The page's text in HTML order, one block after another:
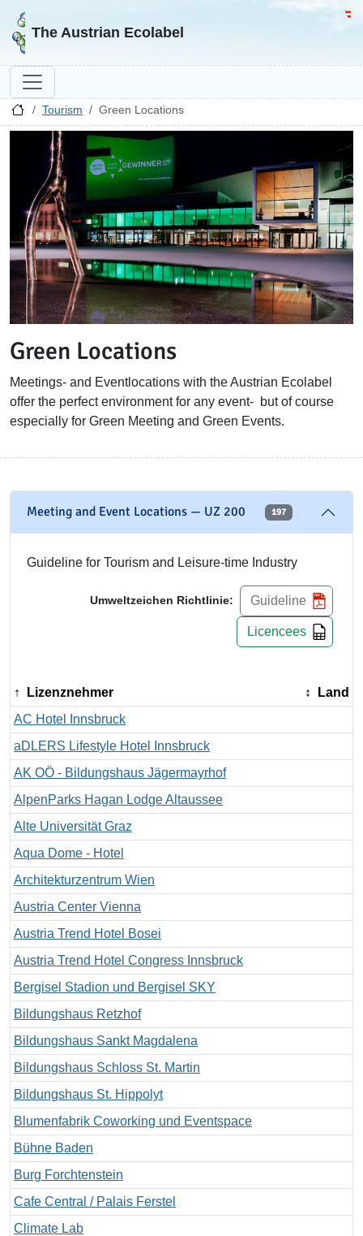
Go to homepage
The Austrian Ecolabel
Tourism Green Locations
Green Locations
Meetings- and Eventlocations with the Austrian Ecolabel
offer the perfect environment for any event- but of course
especially for Green Meeting and Green Events.
Meeting and Event Locations — UZ 200 197
Guideline for Tourism and Leisure-time Industry
Umweltzeichen Richtlinie: Guideline
Licencees
Lizenznehmer
Land
AC Hotel Innsbruck
aDLERS Lifestyle Hotel Innsbruck
AK OÖ - Bildungshaus Jägermayrhof
AlpenParks Hagan Lodge Altaussee
Alte Universität Graz
Aqua Dome - Hotel
Architekturzentrum Wien
Austria Center Vienna
Austria Trend Hotel Bosei
Austria Trend Hotel Congress Innsbruck
Bergisel Stadion und Bergisel SKY
Bildungshaus Retzhof
Bildungshaus Sankt Magdalena
Bildungshaus Schloss St. Martin
Bildungshaus St. Hippolyt
Blumenfabrik Coworking und Eventspace
Bühne Baden
Burg Forchtenstein
Cafe Central / Palais Ferstel
Climate Lab